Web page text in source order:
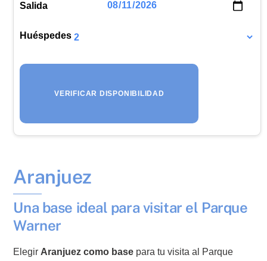
Salida
Huéspedes
Aranjuez
Una base ideal para visitar el Parque
Warner
Elegir Aranjuez como base para tu visita al Parque